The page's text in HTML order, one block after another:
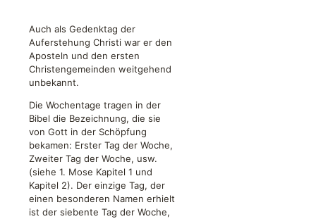
Auch als Gedenktag der
Auferstehung Christi war er den
Aposteln und den ersten
Christengemeinden weitgehend
unbekannt.
Die Wochentage tragen in der
Bibel die Bezeichnung, die sie
von Gott in der Schöpfung
bekamen: Erster Tag der Woche,
Zweiter Tag der Woche, usw.
(siehe 1. Mose Kapitel 1 und
Kapitel 2). Der einzige Tag, der
einen besonderen Namen erhielt
ist der siebente Tag der Woche,